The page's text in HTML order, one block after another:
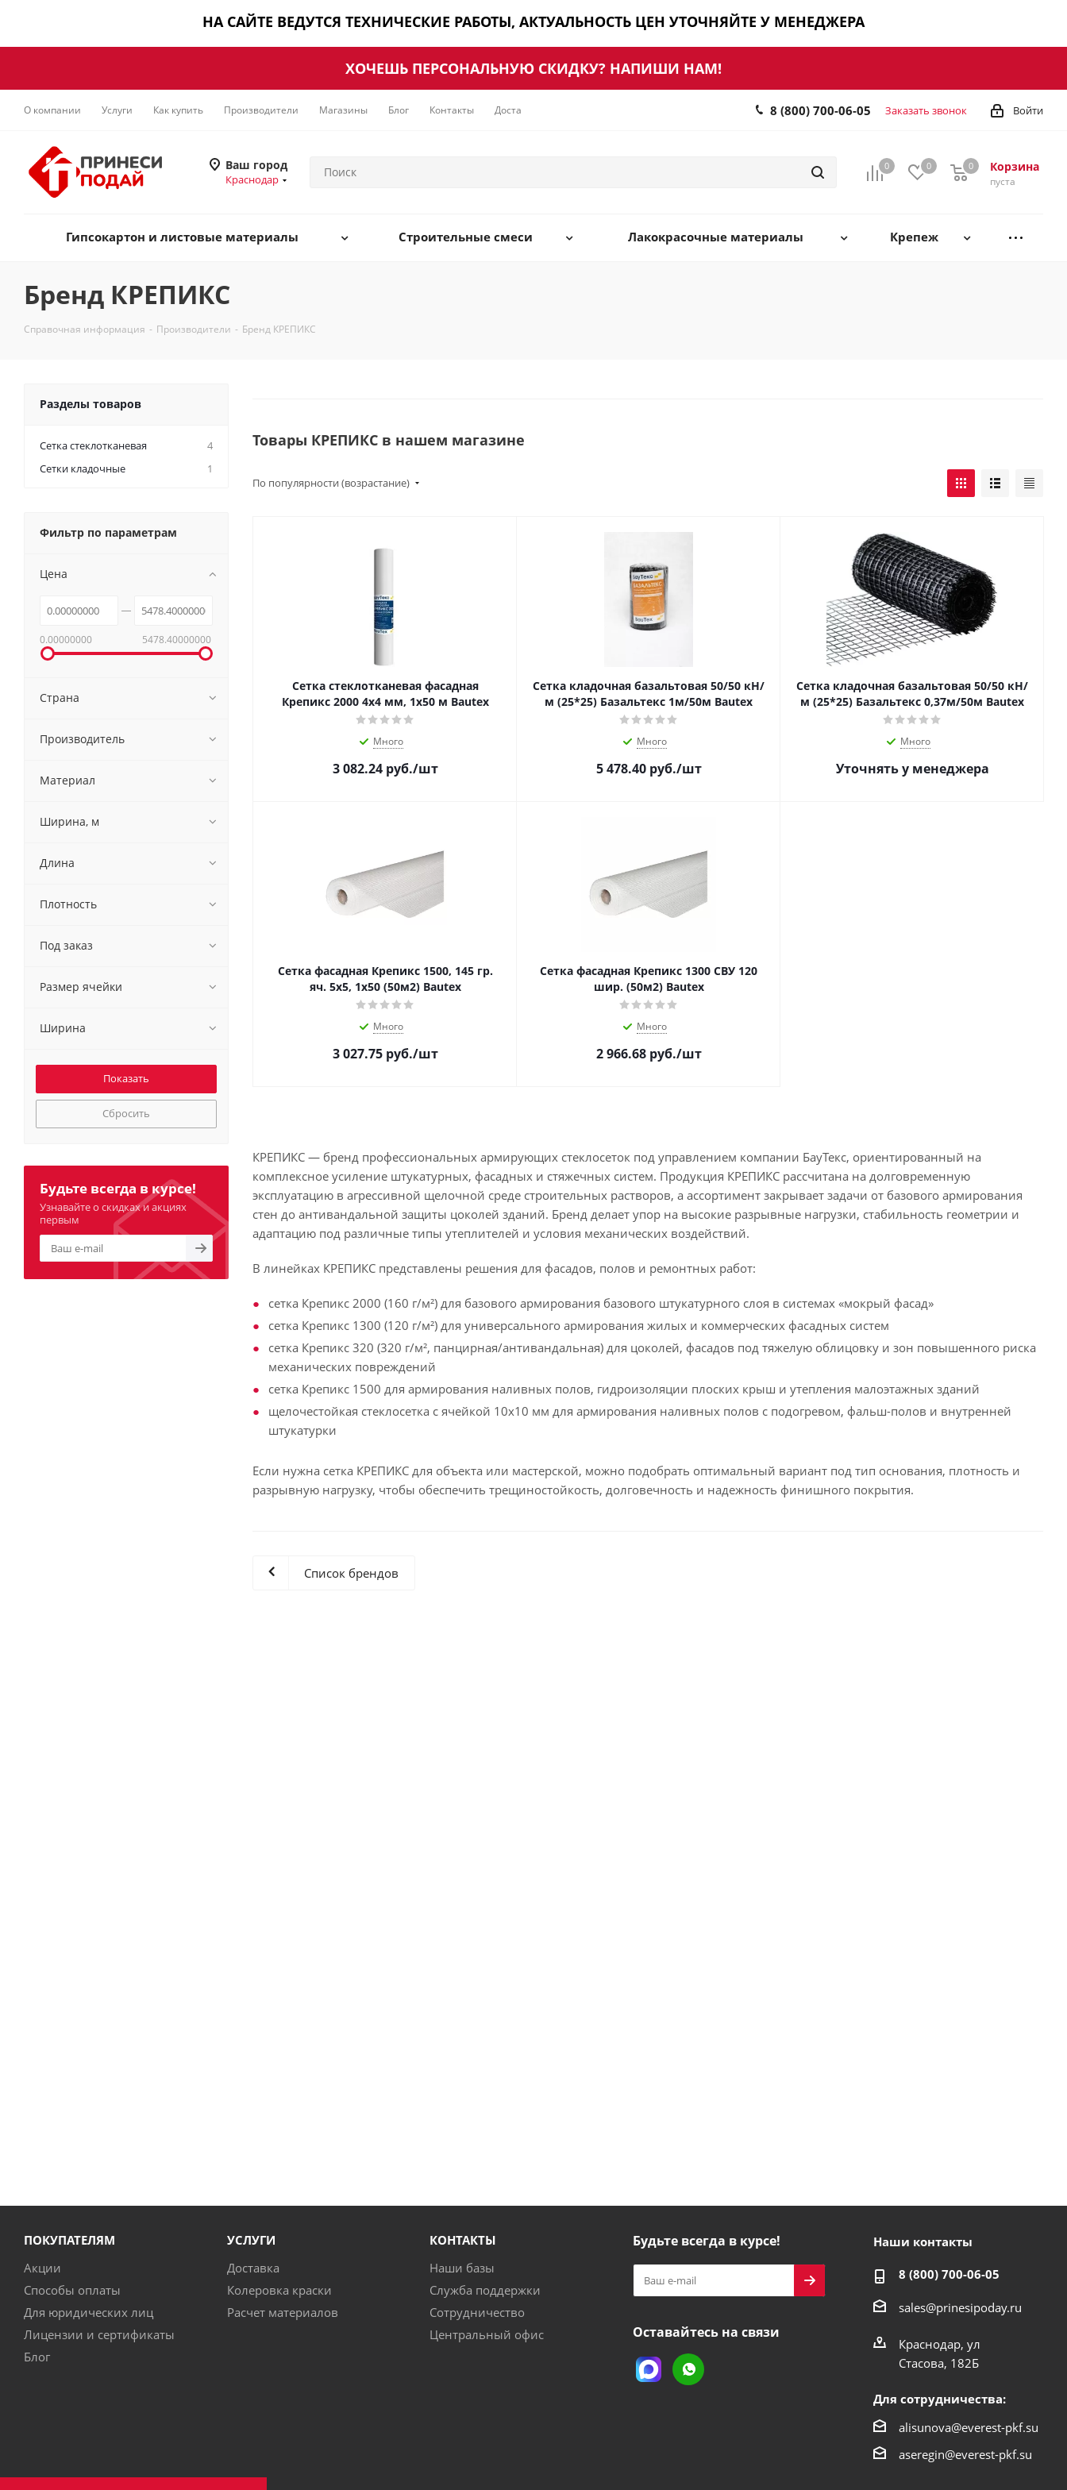
НА САЙТЕ ВЕДУТСЯ ТЕХНИЧЕСКИЕ РАБОТЫ, АКТУАЛЬНОСТЬ ЦЕН УТОЧНЯЙТЕ У МЕНЕДЖЕРА
ХОЧЕШЬ ПЕРСОНАЛЬНУЮ СКИДКУ? НАПИШИ НАМ!
О компании Услуги Как купить Производители Магазины Блог Контакты Доставка Войти
8 (800) 700-06-05 Заказать звонок
Ваш город
Краснодар
0 0 Корзина
0
пуста
0
Гипсокартон и листовые материалы Строительные смеси Лакокрасочные материалы Крепеж
Бренд КРЕПИКС
Справочная информация - Производители - Бренд КРЕПИКС
Товары КРЕПИКС в нашем магазине
По популярности (возрастание)
Сетка стеклотканевая фасадная
Крепикс 2000 4х4 мм, 1х50 м Bautex
Много
3 082.24руб./шт
Сетка кладочная базальтовая 50/50 кН/
м (25*25) Базальтекс 1м/50м Bautex
Много
5 478.40руб./шт
Сетка кладочная базальтовая 50/50 кН/
м (25*25) Базальтекс 0,37м/50м Bautex
Много
Уточнять у менеджера
Сетка фасадная Крепикс 1500, 145 гр.
яч. 5х5, 1х50 (50м2) Bautex
Много
3 027.75руб./шт
Сетка фасадная Крепикс 1300 СВУ 120
шир. (50м2) Bautex
Много
2 966.68руб./шт
КРЕПИКС — бренд профессиональных армирующих стеклосеток под управлением компании БауТекс, ориентированный на
комплексное усиление штукатурных, фасадных и стяжечных систем. Продукция КРЕПИКС рассчитана на долговременную
эксплуатацию в агрессивной щелочной среде строительных растворов, а ассортимент закрывает задачи от базового армирования
стен до антивандальной защиты цоколей зданий. Бренд делает упор на высокие разрывные нагрузки, стабильность геометрии и
адаптацию под различные типы утеплителей и условия механических воздействий.
В линейках КРЕПИКС представлены решения для фасадов, полов и ремонтных работ:
сетка Крепикс 2000 (160 г/м²) для базового армирования базового штукатурного слоя в системах «мокрый фасад»
сетка Крепикс 1300 (120 г/м²) для универсального армирования жилых и коммерческих фасадных систем
сетка Крепикс 320 (320 г/м², панцирная/антивандальная) для цоколей, фасадов под тяжелую облицовку и зон повышенного риска
механических повреждений
сетка Крепикс 1500 для армирования наливных полов, гидроизоляции плоских крыш и утепления малоэтажных зданий
щелочестойкая стеклосетка с ячейкой 10х10 мм для армирования наливных полов с подогревом, фальш-полов и внутренней
штукатурки
Если нужна сетка КРЕПИКС для объекта или мастерской, можно подобрать оптимальный вариант под тип основания, плотность и
разрывную нагрузку, чтобы обеспечить трещиностойкость, долговечность и надежность финишного покрытия.
Список брендов
Разделы товаров
Сетка стеклотканевая
4
Сетки кладочные
1
Фильтр по параметрам
Цена
0.00000000 5478.40000000
Страна
Производитель
Материал
Ширина, м
Длина
Плотность
Под заказ
Размер ячейки
Ширина
Сбросить
Будьте всегда в курсе!
Узнавайте о скидках и акциях
первым
ПОКУПАТЕЛЯМ
Акции
Способы оплаты
Для юридических лиц
Лицензии и сертификаты
Блог
УСЛУГИ
Доставка
Колеровка краски
Расчет материалов
КОНТАКТЫ
Наши базы
Служба поддержки
Сотрудничество
Центральный офис
Будьте всегда в курсе!
Оставайтесь на связи
Наши контакты
8 (800) 700-06-05
sales@prinesipoday.ru
Краснодар, ул
Стасова, 182Б
Для сотрудничества:
alisunova@everest-pkf.su
aseregin@everest-pkf.su